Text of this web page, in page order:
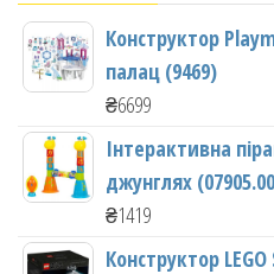
Конструктор
палац (9469)
₴6699
Інтерактивна
джунглях
₴1419
Конструктор